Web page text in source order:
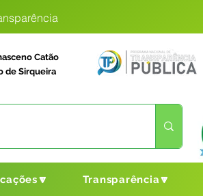
Catão
de Sirqueira
Transparência🔽